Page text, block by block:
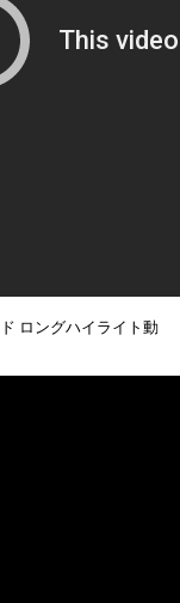
ロングハイライト動